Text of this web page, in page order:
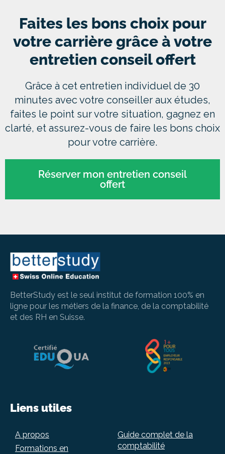
Faites les bons choix pour
votre carrière grâce à votre
entretien conseil offert
Grâce à cet entretien individuel de 30
minutes avec votre conseiller aux études,
faites le point sur votre situation, gagnez en
clarté, et assurez-vous de faire les bons choix
pour votre carrière.
Réserver mon entretien conseil
offert
BetterStudy est le seul institut de formation 100% en
ligne pour les métiers de la finance, de la comptabilité
et des RH en Suisse.
Liens utiles
A propos
Formations en
Guide complet de la
comptabilité